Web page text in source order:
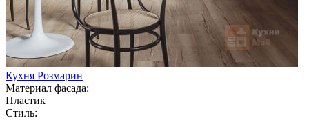
Кухня Розмарин
Материал фасада:
Пластик
Стиль: